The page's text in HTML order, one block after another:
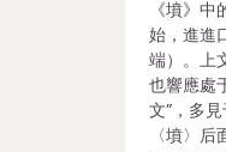
《墳》
始，進進
端）。上
也響應處
文”，多
〈墳〉后